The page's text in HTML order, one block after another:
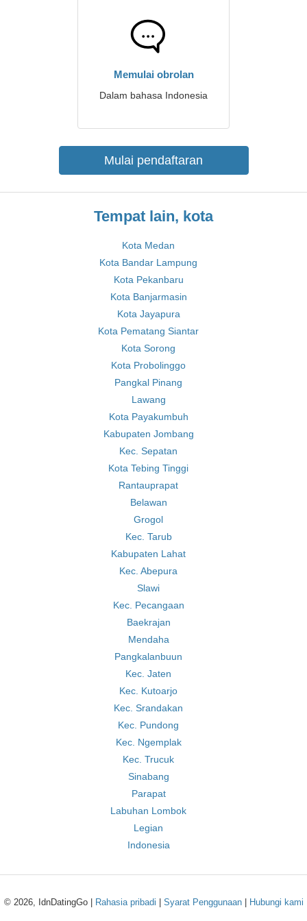
Memulai obrolan
Dalam bahasa Indonesia
Mulai pendaftaran
Tempat lain, kota
Kota Medan
Kota Bandar Lampung
Kota Pekanbaru
Kota Banjarmasin
Kota Jayapura
Kota Pematang Siantar
Kota Sorong
Kota Probolinggo
Pangkal Pinang
Lawang
Kota Payakumbuh
Kabupaten Jombang
Kec. Sepatan
Kota Tebing Tinggi
Rantauprapat
Belawan
Grogol
Kec. Tarub
Kabupaten Lahat
Kec. Abepura
Slawi
Kec. Pecangaan
Baekrajan
Mendaha
Pangkalanbuun
Kec. Jaten
Kec. Kutoarjo
Kec. Srandakan
Kec. Pundong
Kec. Ngemplak
Kec. Trucuk
Sinabang
Parapat
Labuhan Lombok
Legian
Indonesia
© 2026, IdnDatingGo | Rahasia pribadi Syarat Penggunaan| Hubungi kami